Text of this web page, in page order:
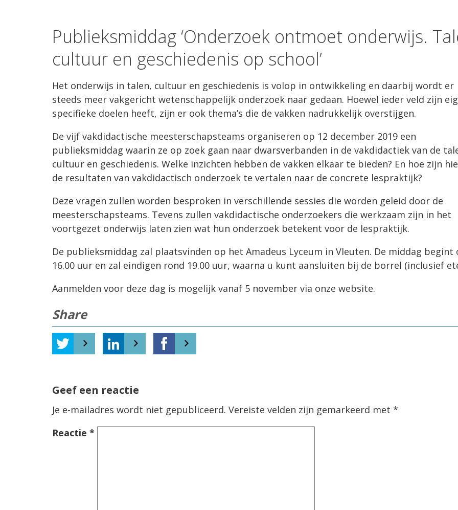
Publieksmiddag ‘Onderzoek ontmoet onderwijs.
cultuur en geschiedenis op school’
Het onderwijs in talen, cultuur en geschiedenis is volop in ontwikkeling en daarbij wordt er
steeds meer vakgericht wetenschappelijk onderzoek naar gedaan. Hoewel ieder veld zijn
specifieke doelen heeft, zijn er ook thema’s die de vakken nadrukkelijk overstijgen.
De vijf vakdidactische meesterschapsteams organiseren op 12 december 2019 een
publieksmiddag waarin ze op zoek gaan naar dwarsverbanden in de vakdidactiek van de
cultuur en geschiedenis. Welke inzichten hebben de vakken elkaar te bieden? En hoe zijn
de resultaten van vakdidactisch onderzoek te vertalen naar de concrete lespraktijk?
Deze vragen zullen worden besproken in verschillende sessies die worden geleid door de
meesterschapsteams. Tevens zullen vakdidactische onderzoekers die werkzaam zijn in het
voortgezet onderwijs laten zien wat hun onderzoek betekent voor de lespraktijk.
De publieksmiddag zal plaatsvinden op het Amadeus Lyceum in Vleuten. De middag begint
16.00 uur en zal eindigen rond 19.00 uur, waarna u kunt aansluiten bij de borrel (inclusief
Aanmelden voor deze dag is mogelijk vanaf 5 november via onze website.
Share
Geef een reactie
Je e-mailadres wordt niet gepubliceerd. Vereiste velden zijn gemarkeerd met *
Reactie *